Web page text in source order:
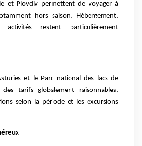
et Plovdiv permettent de voyager à
hors saison. Hébergement,
activités restent particulièrement
et le Parc national des lacs de
des tarifs globalement raisonnables,
selon la période et les excursions